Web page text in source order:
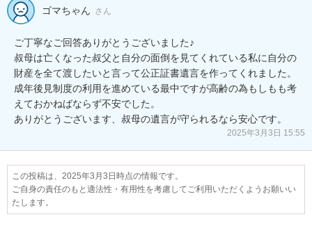
ゴマちゃん さん
ご丁寧なご回答ありがとうございました♪
叔母は亡くなった叔父と自分の面倒を見てくれている私に自分の
財産を全て渡したいと言って公正証書遺言を作ってくれました。
成年後見制度の利用を進めている最中ですが高齢の為もしもも考
えておかねばならず不安でした。
ありがとうございます、叔母の遺言が守られるなら安心です。
2025年3月3日 15:55
この投稿は、2025年3月3日時点の情報です。
ご自身の責任のもと適法性・有用性を考慮してご利用いただくようお願いい
たします。